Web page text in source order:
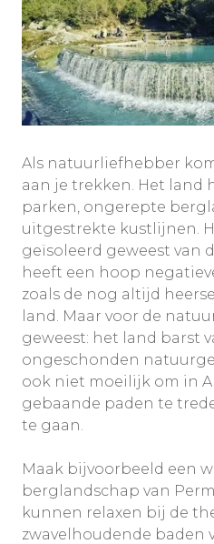
Als natuurliefhebber
aan je trekken. Het land
parken, ongerepte
uitgestrekte kustlijnen.
geïsoleerd geweest van
heeft een hoop
zoals de nog altijd
land. Maar voor de
geweest: het land barst
ongeschonden
ook niet moeilijk om in
gebaande paden te
te gaan.
Maak bijvoorbeeld een
berglandschap van
kunnen relaxen bij de
zwavelhoudende baden